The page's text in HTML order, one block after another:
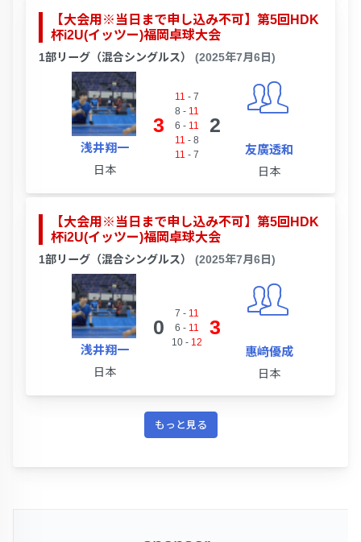
【大会用※当日まで申し込み不可】第5回HDK
杯i2U(イッツー)福岡卓球大会
1部リーグ（混合シングルス） (2025年7月6日)
浅井翔一
日本
3
11 - 7
8 - 11
6 - 11
11 - 8
11 - 7
2
友廣透和
日本
【大会用※当日まで申し込み不可】第5回HDK
杯i2U(イッツー)福岡卓球大会
1部リーグ（混合シングルス） (2025年7月6日)
浅井翔一
日本
0
7 - 11
6 - 11
10- 12
3
惠﨑優成
日本
もっと見る